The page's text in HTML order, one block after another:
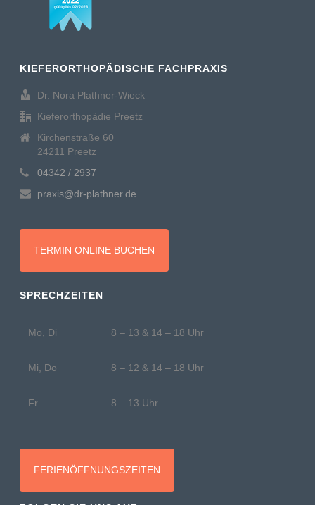
KIEFERORTHOPÄDISCHE FACHPRAXIS
Dr. Nora Plathner-Wieck
Kieferorthopädie Preetz
Kirchenstraße 60
24211 Preetz
04342 / 2937
praxis@dr-plathner.de
TERMIN ONLINE BUCHEN
SPRECHZEITEN
Mo, Di 8 – 13 & 14 – 18 Uhr
Mi, Do 8 – 12 & 14 – 18 Uhr
Fr 8 – 13 Uhr
FERIENÖFFNUNGSZEITEN